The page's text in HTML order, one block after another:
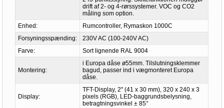
drift af 2- og 4-rørssystemer. VOC og CO2
måling som option.
Enhed:
Rumcontroller, Rymaskon 1000C
Forsyningsspænding:
230V AC (100-240V AC)
Farve:
Sort lignende RAL 9004
Montering:
i Europa dåse ø55mm. Tilslutningsklemmer
bagud, passer ind i vægmonteret Europa
dåse.
Display:
TFT-Display, 2" (41 x 30 mm), 320 x 240 x 3
pixels (RGB), LED-baggrundsbelysning,
betragtningsvinkel ± 85°